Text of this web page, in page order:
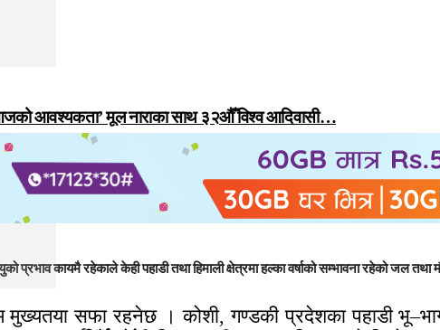
आजको आवश्यकता’ मूल नाराका साथ ३२औँ विश्व आदिवासी…
प्रभाव कायमै रहेकाले केही पहाडी तथा हिमाली क्षेत्रमा हल्का वर्षाको सम्भावना रहेको
सफा रहनेछ । कोशी, गण्डकी प्रदेशका पहाडी